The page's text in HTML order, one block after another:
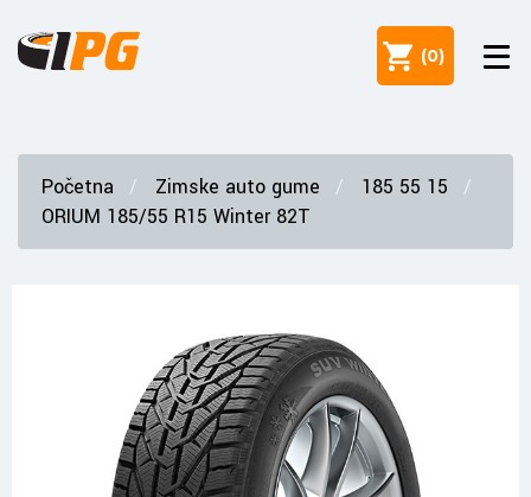
(0)
Početna Zimske auto gume
185 55 15
ORIUM 185/55 R15 Winter 82T